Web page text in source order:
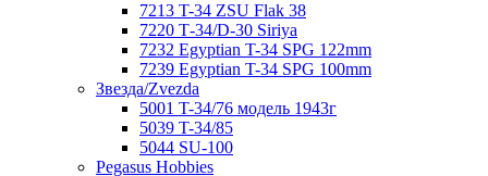
7213 T-34 ZSU Flak 38
7220 Т-34/D-30 Siriya
7232 Egyptian T-34 SPG 122mm
7239 Egyptian T-34 SPG 100mm
Звезда/Zvezda
5001 T-34/76 модель 1943г
5039 T-34/85
5044 SU-100
Pegasus Hobbies